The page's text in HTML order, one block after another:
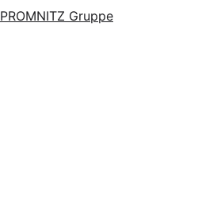
PROMNITZ Gruppe